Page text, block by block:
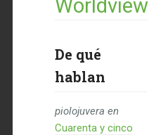
Worldview
De qué
hablan
piolojuvera en
Cuarenta y cinco